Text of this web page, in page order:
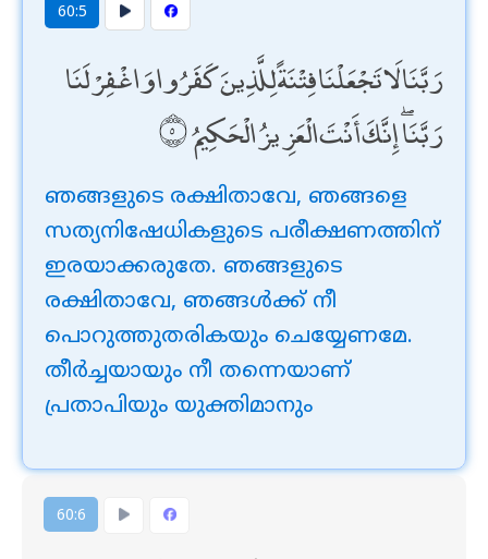
60:5
رَبَّنَا لَا تَجْعَلْنَا فِتْنَةً لِلَّذِينَ كَفَرُوا وَاغْفِرْ لَنَا
رَبَّنَا ۖ إِنَّكَ أَنْتَ الْعَزِيزُ الْحَكِيمُ
ഞങ്ങളുടെ രക്ഷിതാവേ, ഞങ്ങളെ
സത്യനിഷേധികളുടെ പരീക്ഷണത്തിന്
ഇരയാക്കരുതേ. ഞങ്ങളുടെ
രക്ഷിതാവേ, ഞങ്ങള്‍ക്ക് നീ
പൊറുത്തുതരികയും ചെയ്യേണമേ.
തീര്‍ച്ചയായും നീ തന്നെയാണ്
പ്രതാപിയും യുക്തിമാനും
60:6